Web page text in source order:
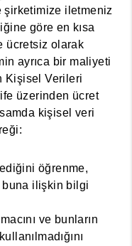
şirketimize iletmeniz
göre en kısa
ücretsiz olarak
ayrıca bir maliyeti
Kişisel Verileri
üzerinden ücret
kişisel veri
öğrenme,
ilişkin bilgi
ve bunların